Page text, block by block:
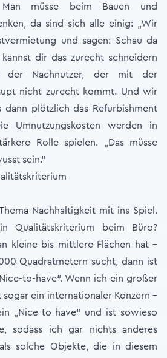
Man müsse beim Bauen und
da sind sich alle einig: „Wir
und sagen: Schau da
dir das zurecht schneidern
der Nachnutzer, der mit der
nicht zurecht kommt. Und wir
dann plötzlich das Refurbishment
Umnutzungskosten werden in
Rolle spielen. „Das müsse
sein.“
Nachhaltigkeit mit ins Spiel.
Qualitätskriterium beim Büro?
kleine bis mittlere Flächen hat –
Quadratmetern sucht, dann ist
to-have“. Wenn ich ein großer
ein internationaler Konzern –
„Nice-to-have“ und ist sowieso
sodass ich gar nichts anderes
solche Objekte, die in diesem